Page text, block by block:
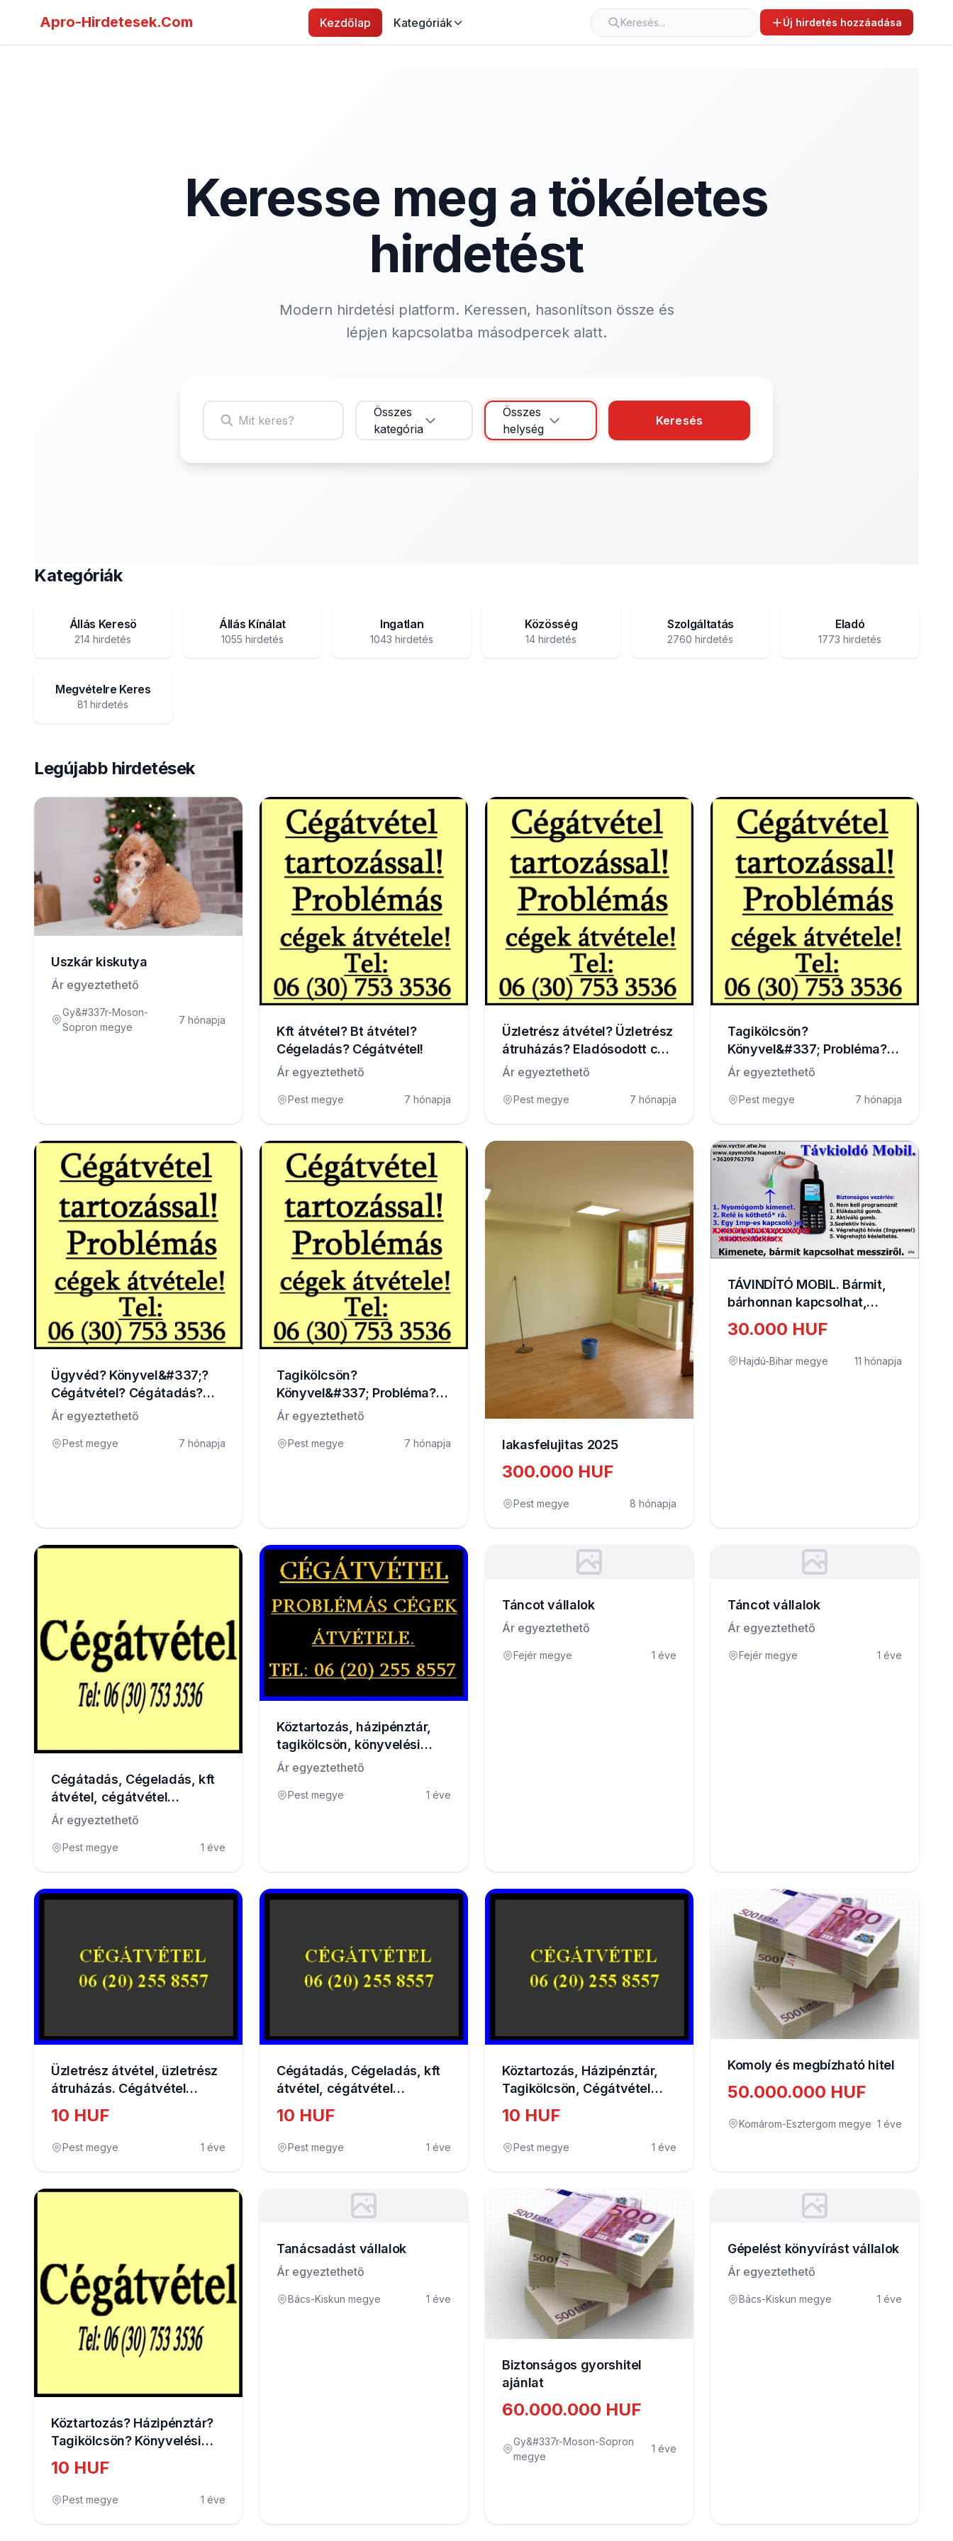
Apro-Hirdetesek.Com Kezdőlap Kategóriák Új hirdetés hozzáadása
Keresse meg a tökéletes
hirdetést
Modern hirdetési platform. Keressen, hasonlítson össze és
lépjen kapcsolatba másodpercek alatt.
Összes
kategória
Összes
helység
Keresés
Kategóriák
Állás Keresö
214 hirdetés
Állás Kínálat
1055 hirdetés
Ingatlan
1043 hirdetés
Közösség
14 hirdetés
Szolgáltatás
2760 hirdetés
Eladó
1773 hirdetés
Megvételre Keres
81 hirdetés
Legújabb hirdetések
Uszkár kiskutya
Ár egyeztethető
Gy&#337r-Moson-
Sopron megye
7 hónapja
Kft átvétel? Bt átvétel?
Cégeladás? Cégátvétel!
Ár egyeztethető
Pest megye 7 hónapja
Üzletrész átvétel? Üzletrész
átruházás? Eladósodott cég
átvétel?
Ár egyeztethető
Pest megye 7 hónapja
Tagikölcsön?
Könyvel&#337; Probléma?
Köztartozás?
Ár egyeztethető
Pest megye 7 hónapja
Ügyvéd? Könyvel&#337;?
Cégátvétel? Cégátadás?
Cégeladás?
Ár egyeztethető
Pest megye 7 hónapja
Tagikölcsön?
Könyvel&#337; Probléma?
Köztartozás?
Ár egyeztethető
Pest megye 7 hónapja lakasfelujitas 2025
300.000 HUF
Pest megye 8 hónapja
TÁVINDÍTÓ MOBIL. Bármit,
bárhonnan kapcsolhat,
INDÍTHAT, kicsi fajta mobil,
DRÓNRA IS
FELSZERELHET&#336;
30.000 HUF
Hajdú-Bihar megye 11 hónapja
Cégátadás, Cégeladás, kft
átvétel, cégátvétel
tartozással.
Ár egyeztethető
Pest megye 1 éve
Köztartozás, házipénztár,
tagikölcsön, könyvelési
probléma?
Ár egyeztethető
Pest megye 1 éve
Táncot vállalok
Ár egyeztethető
Fejér megye 1 éve
Táncot vállalok
Ár egyeztethető
Fejér megye 1 éve
Üzletrész átvétel, üzletrész
átruházás. Cégátvétel
tartozással
10 HUF
Pest megye 1 éve
Cégátadás, Cégeladás, kft
átvétel, cégátvétel
tartozással, problémás
cégek átvétele,
10 HUF
Pest megye 1 éve
Köztartozás, Házipénztár,
Tagikölcsön, Cégátvétel
tartozással
10 HUF
Pest megye 1 éve
Komoly és megbízható hitel
50.000.000 HUF
Komárom-Esztergom megye 1 éve
Köztartozás? Házipénztár?
Tagikölcsön? Könyvelési
probléma? Cégátvétel!
10 HUF
Pest megye 1 éve
Tanácsadást vállalok
Ár egyeztethető
Bács-Kiskun megye 1 éve
Biztonságos gyorshitel
ajánlat
60.000.000 HUF
Gy&#337r-Moson-Sopron
megye
1 éve
Gépelést könyvírást vállalok
Ár egyeztethető
Bács-Kiskun megye 1 éve